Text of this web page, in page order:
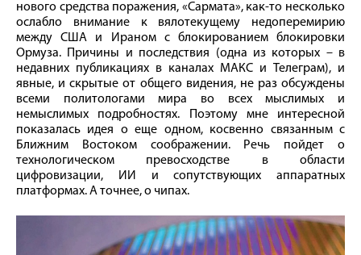
нового средства поражения, «Сармата», как-то несколько
ослабло внимание к вялотекущему недоперемирию
между США и Ираном с блокированием блокировки
Ормуза. Причины и последствия (одна из которых – в
недавних публикациях в каналах МАКС и Телеграм), и
явные, и скрытые от общего видения, не раз обсуждены
всеми политологами мира во всех мыслимых и
немыслимых подробностях. Поэтому мне интересной
показалась идея о еще одном, косвенно связанным с
Ближним Востоком соображении. Речь пойдет о
технологическом превосходстве в области
цифровизации, ИИ и сопутствующих аппаратных
платформах. А точнее, о чипах.